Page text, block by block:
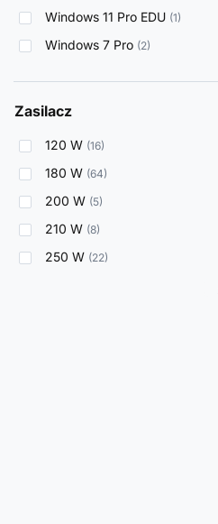
Windows 11 Pro EDU 1
Windows 7 Pro 2
Zasilacz
120 W 16
180 W 64
200 W 5
210 W 8
250 W 22